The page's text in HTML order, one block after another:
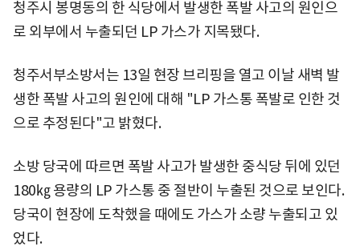
청주시 봉명동의 한 식당에서 발생한 폭발 사고의 원인으
로 외부에서 누출되던 LP 가스가 지목됐다.
청주서부소방서는 13일 현장 브리핑을 열고 이날 새벽 발
생한 폭발 사고의 원인에 대해 "LP 가스통 폭발로 인한 것
으로 추정된다"고 밝혔다.
소방 당국에 따르면 폭발 사고가 발생한 중식당 뒤에 있던
180㎏ 용량의 LP 가스통 중 절반이 누출된 것으로 보인다.
당국이 현장에 도착했을 때에도 가스가 소량 누출되고 있
었다.